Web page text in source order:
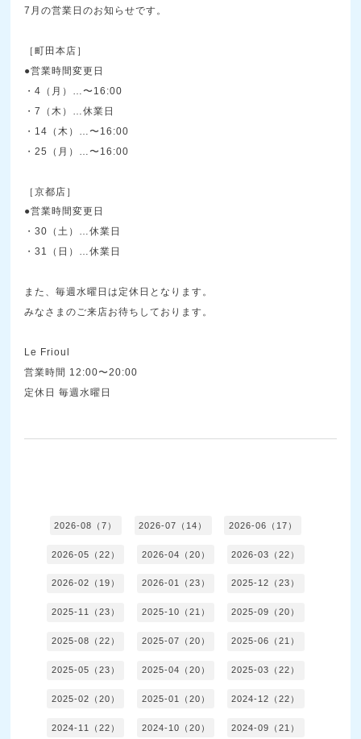
7月の営業日のお知らせです。
［町田本店］
●営業時間変更日
・4（月）…〜16:00
・7（木）…休業日
・14（木）…〜16:00
・25（月）…〜16:00
［京都店］
●営業時間変更日
・30（土）…休業日
・31（日）…休業日
また、毎週水曜日は定休日となります。
みなさまのご来店お待ちしております。
Le Frioul
営業時間 12:00〜20:00
定休日 毎週水曜日
2026-08（7） 2026-07（14） 2026-06（17）
2026-05（22） 2026-04（20） 2026-03（22）
2026-02（19） 2026-01（23） 2025-12（23）
2025-11（23） 2025-10（21） 2025-09（20）
2025-08（22） 2025-07（20） 2025-06（21）
2025-05（23） 2025-04（20） 2025-03（22）
2025-02（20） 2025-01（20） 2024-12（22）
2024-11（22） 2024-10（20） 2024-09（21）